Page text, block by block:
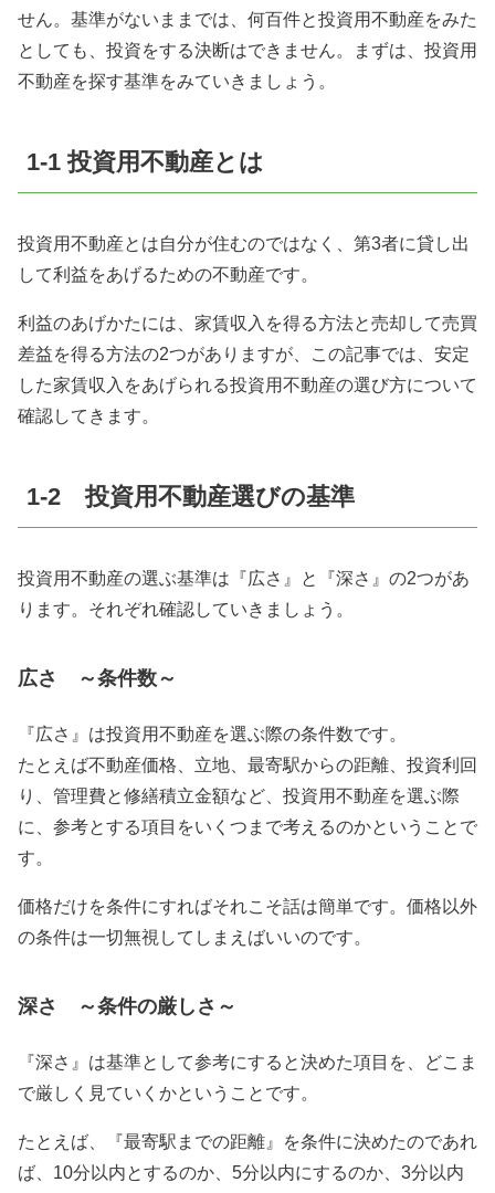
せん。基準がないままでは、何百件と投資用不動産をみた
としても、投資をする決断はできません。まずは、投資用
不動産を探す基準をみていきましょう。
1-1 投資用不動産とは
投資用不動産とは自分が住むのではなく、第3者に貸し出
して利益をあげるための不動産です。
利益のあげかたには、家賃収入を得る方法と売却して売買
差益を得る方法の2つがありますが、この記事では、安定
した家賃収入をあげられる投資用不動産の選び方について
確認してきます。
1-2 投資用不動産選びの基準
投資用不動産の選ぶ基準は『広さ』と『深さ』の2つがあ
ります。それぞれ確認していきましょう。
広さ ～条件数～
『広さ』は投資用不動産を選ぶ際の条件数です。
たとえば不動産価格、立地、最寄駅からの距離、投資利回
り、管理費と修繕積立金額など、投資用不動産を選ぶ際
に、参考とする項目をいくつまで考えるのかということで
す。
価格だけを条件にすればそれこそ話は簡単です。価格以外
の条件は一切無視してしまえばいいのです。
深さ ～条件の厳しさ～
『深さ』は基準として参考にすると決めた項目を、どこま
で厳しく見ていくかということです。
たとえば、『最寄駅までの距離』を条件に決めたのであれ
ば、10分以内とするのか、5分以内にするのか、3分以内